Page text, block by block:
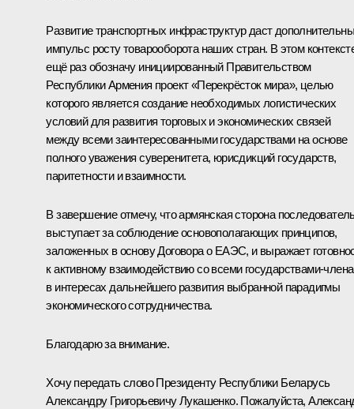
Развитие транспортных инфраструктур даст
импульс росту товарооборота наших стран. В этом
ещё раз обозначу инициированный Правительством
Республики Армения проект «Перекрёсток мира», целью
которого является создание необходимых логистических
условий для развития торговых и экономических связей
между всеми заинтересованными государствами на основе
полного уважения суверенитета, юрисдикций государств,
паритетности и взаимности.
В завершение отмечу, что армянская сторона
выступает за соблюдение основополагающих принципов,
заложенных в основу Договора о ЕАЭС, и выражает
к активному взаимодействию со всеми государствами-
в интересах дальнейшего развития выбранной парадигмы
экономического сотрудничества.
Благодарю за внимание.
Хочу передать слово Президенту Республики Беларусь
Александру Григорьевичу Лукашенко. Пожалуйста,